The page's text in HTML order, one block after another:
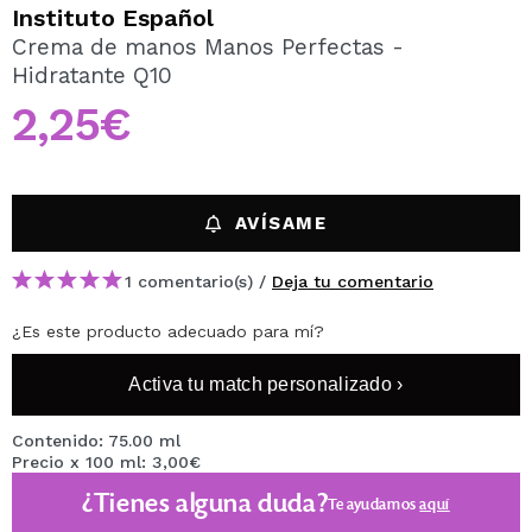
Al crear una cuenta en Maquillalia.com podrás realizar
tus compras rápidamente, revisar el estado de tus
Instituto Español
Crema de manos Manos Perfectas -
Hidratante Q10
2,25€
AVÍSAME
1 comentario(s) / Deja tu comentario
¿Es este producto adecuado para mí?
Activa tu match personalizado ›
Contenido: 75.00 ml
Precio x 100 ml: 3,00€
¿Tienes alguna duda?Te ayudamosaquí